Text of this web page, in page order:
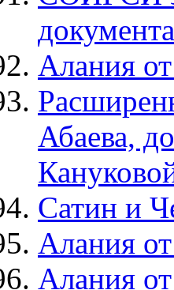
Алания
Абаева,
Сатин и
Алания
Алания